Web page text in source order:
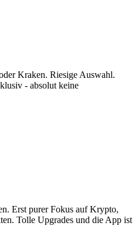
Kraken. Riesige Auswahl.
- absolut keine
Erst purer Fokus auf Krypto,
Tolle Upgrades und die App ist